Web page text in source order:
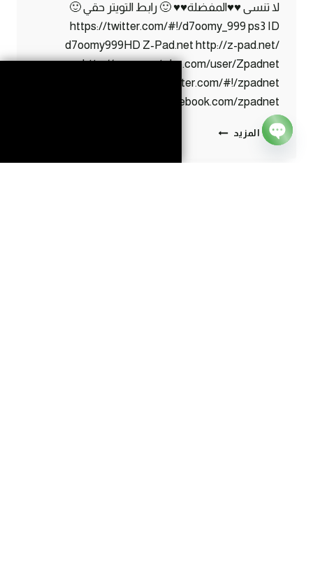
لا تنسى ♥♥المفضلة♥♥ 🙂 رابط التويتر حقي 🙂
https://twitter.com/#!/d7oomy_999 ps3 ID
d7oomy999HD Z-Pad.net http://z-pad.net/
http://www.youtube.com/user/Zpadnet
https://twitter.com/#!/zpadnet
http://www.facebook.com/zpadnet
إقرأ المزيد ماين